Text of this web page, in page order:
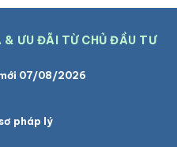
ƯU ĐÃI TỪ CHỦ ĐẦU TƯ
07/08/2026
pháp lý